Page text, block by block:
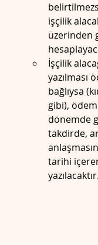
işçilik
üzerinden
İşçilik
yazılması
bağlıysa
gibi),
dönemde
takdirde,
tarihi
yazılacaktır.